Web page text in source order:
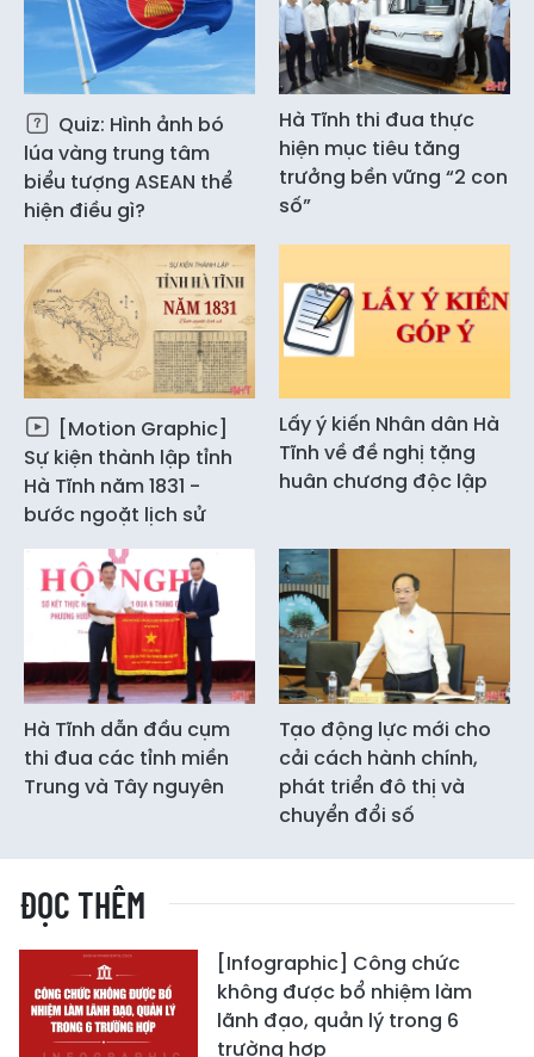
Quiz: Hình ảnh bó
lúa vàng trung tâm
biểu tượng ASEAN thể
hiện điều gì?
Hà Tĩnh thi đua thực
hiện mục tiêu tăng
trưởng bền vững “2 con
số”
[Motion Graphic]
Sự kiện thành lập tỉnh
Hà Tĩnh năm 1831 -
bước ngoặt lịch sử
Lấy ý kiến Nhân dân Hà
Tĩnh về đề nghị tặng
huân chương độc lập
Hà Tĩnh dẫn đầu cụm
thi đua các tỉnh miền
Trung và Tây nguyên
Tạo động lực mới cho
cải cách hành chính,
phát triển đô thị và
chuyển đổi số
ĐỌC THÊM
[Infographic] Công chức
không được bổ nhiệm làm
lãnh đạo, quản lý trong 6
trường hợp